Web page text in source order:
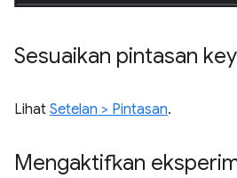
Sesuaikan pintasan
Lihat Setelan > Pintasan.
Mengaktifkan